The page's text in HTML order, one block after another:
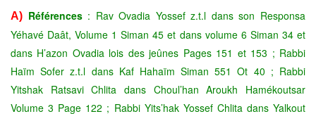
A) Références: Rav Ovadia Yossef z.t.l dans son Responsa
Yéhavé Daât, Volume 1 Siman 45 et dans volume 6 Siman 34 et
dans H’azon Ovadia lois des jeûnes Pages 151 et 153 ; Rabbi
Haïm Sofer z.t.l dans Kaf Hahaïm Siman 551 Ot 40 ; Rabbi
Yitshak Ratsavi Chlita dans Choul’han Aroukh Hamékoutsar
Volume 3 Page 122 ; Rabbi Yits’hak Yossef Chlita dans Yalkout